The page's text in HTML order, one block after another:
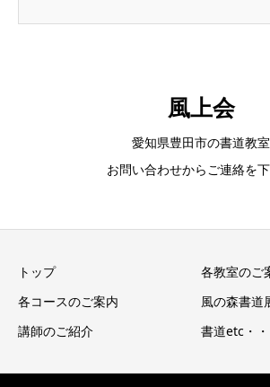
風上会
愛知県豊田市の書道教室
お問い合わせからご連絡を
トップ
各教室のご
各コースのご案内
風の森書道
講師のご紹介
書道etc・・